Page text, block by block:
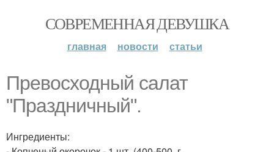
СОВРЕМЕННАЯ ДЕВУШКА
главная новости статьи
Превосходный салат
"Праздничный".
Ингредиенты: